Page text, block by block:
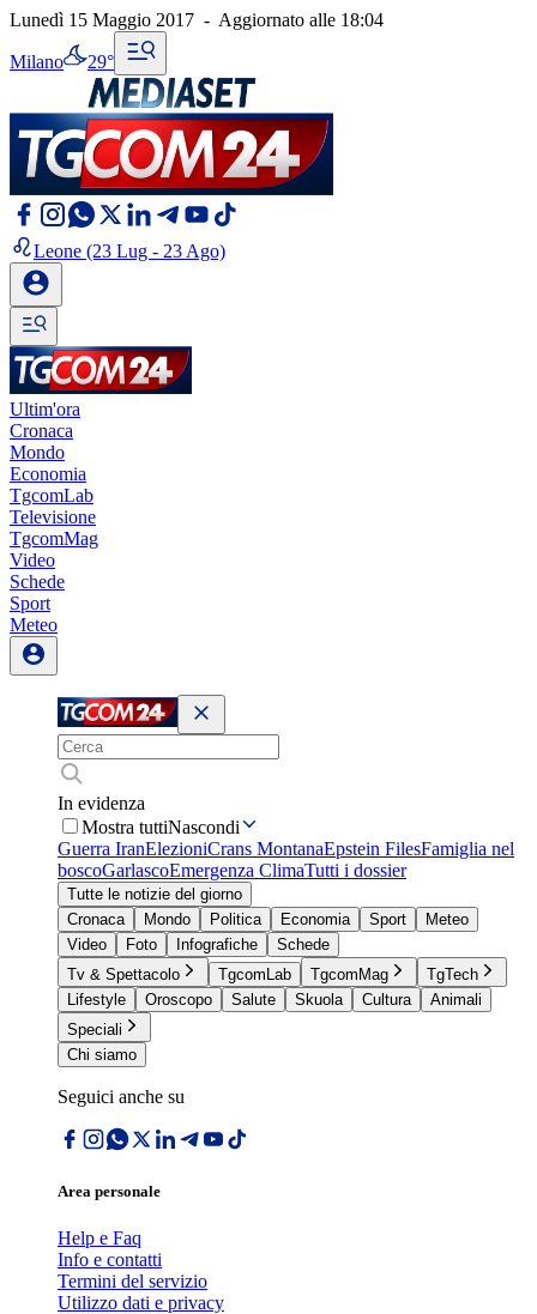
Lunedì 15 Maggio 2017 - Aggiornato alle 18:04
Milano 29°
Leone (23 Lug - 23 Ago)
Ultim'ora
Cronaca
Mondo
Economia
TgcomLab
Televisione
TgcomMag
Video
Schede
Sport
Meteo
In evidenza
Mostra tuttiNascondi
Guerra IranElezioniCrans MontanaEpstein FilesFamiglia nel
boscoGarlascoEmergenza ClimaTutti i dossier
Tutte le notizie del giorno
Cronaca
Mondo Politica Economia Sport
Meteo
Video
Foto Infografiche
Schede
Tv & Spettacolo
TgcomLab TgcomMag
TgTech
Lifestyle
Oroscopo Salute Skuola Cultura
Animali
Speciali
Chi siamo
Seguici anche su
Area personale
Help e Faq
Info e contatti
Termini del servizio
Utilizzo dati e privacy